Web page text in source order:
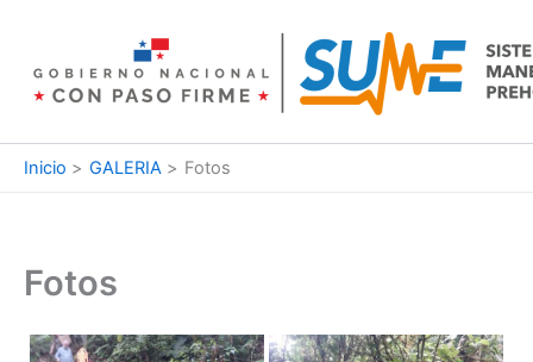
contenido
Inicio GALERIA Fotos
Fotos